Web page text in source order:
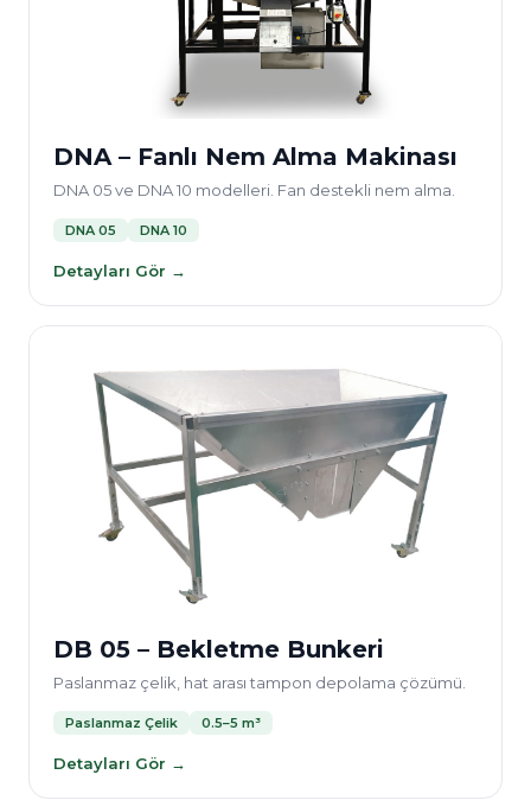
DNA – Fanlı Nem Alma Makinası
DNA 05 ve DNA 10 modelleri. Fan destekli nem alma.
DNA 05 DNA 10
Detayları Gör →
DB 05 – Bekletme Bunkeri
Paslanmaz çelik, hat arası tampon depolama çözümü.
Paslanmaz Çelik 0.5–5 m³
Detayları Gör →